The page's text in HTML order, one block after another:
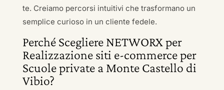
te. Creiamo percorsi intuitivi che trasformano un
semplice curioso in un cliente fedele.
Perché Scegliere NETWORX per
Realizzazione siti e-commerce per
Scuole private a Monte Castello di
Vibio?